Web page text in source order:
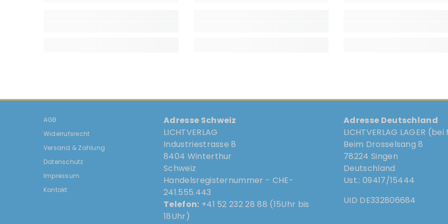
AGB
Widerrufsrecht
Versand & Zahlung
Datenschutz
Impressum
Kontakt
Adresse Schweiz
LICHTVERLAG
Industriestrasse 8
8404 Winterthur
Schweiz
Handelsregisternummer - CHE-
241.555.443
Telefon: +41 52 232 28 88 (15Uhr bis
18Uhr)
Adresse Deutschland
LICHTVERLAG LAGER
Beim Drosselsang 8
78224 Singen
Deutschland
Ust.: 09417/15444
UID DE332806684